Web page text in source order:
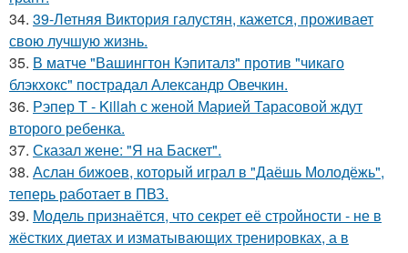
34. 39-Летняя Виктория галустян, кажется, проживает
свою лучшую жизнь.
35. В матче "Вашингтон Кэпиталз" против "чикаго
блэкхокс" пострадал Александр Овечкин.
36. Рэпер T - Killah с женой Марией Тарасовой ждут
второго ребенка.
37. Сказал жене: "Я на Баскет".
38. Аслан бижоев, который играл в "Даёшь Молодёжь",
теперь работает в ПВЗ.
39. Модель признаётся, что секрет её стройности - не в
жёстких диетах и изматывающих тренировках, а в